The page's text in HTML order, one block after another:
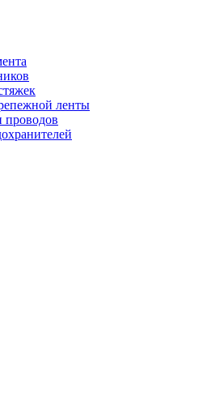
ленты
проводов